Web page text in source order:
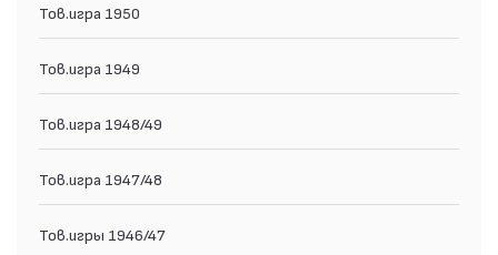
Тов.игра 1950
Тов.игра 1949
Тов.игра 1948/49
Тов.игра 1947/48
Тов.игры 1946/47